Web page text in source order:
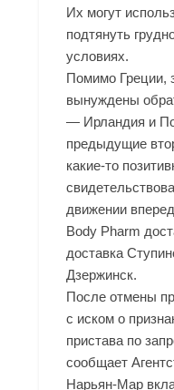
Их могут
подтянуть
условиях.
Помимо Греции,
вынуждены
— Ирландия и
предыдущие
какие-то
движении
Body Pharm
доставка
Дзержинск.
После отмены
с иском о
пристава по
сообщает
Нарьян-Мар